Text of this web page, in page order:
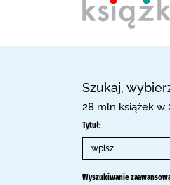
Szukaj,
28 mln książek w
Tytuł:
Wyszukiwanie